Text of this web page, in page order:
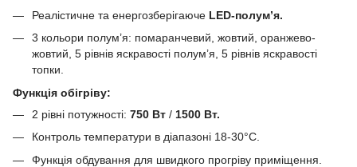
Реалістичне та енергозберігаюче LED-полум’я.
3 кольори полум’я: помаранчевий, жовтий, оранжево-
жовтий, 5 рівнів яскравості полум’я, 5 рівнів яскравості
топки.
Функція обігріву:
2 рівні потужності: 750 Вт / 1500 Вт.
Контроль температури в діапазоні 18-30°C.
Функція обдування для швидкого прогріву приміщення.